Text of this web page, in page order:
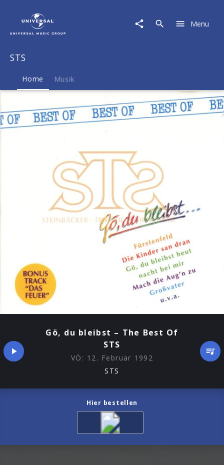
Menu
STS
Home Musik
Gö, du bleibst – The Best Of
STS
VÖ: 12. Februar 1992
STS
Hier bestellen